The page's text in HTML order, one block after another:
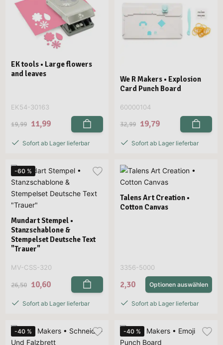
EK tools • Large flowers
and leaves
EK54-30163
19,99 11,99
Sofort ab Lager lieferbar
We R Makers • Explosion
Card Punch Board
60000104
32,99 19,79
Sofort ab Lager lieferbar
-60 %
Mundart Stempel •
Stanzschablone &
Stempelset Deutsche Text
"Trauer"
MV-CSS-320
26,50 10,60
Sofort ab Lager lieferbar
Talens Art Creation •
Cotton Canvas
3356-5000
2,30 Optionen auswählen
Sofort ab Lager lieferbar
-40 % -40 %